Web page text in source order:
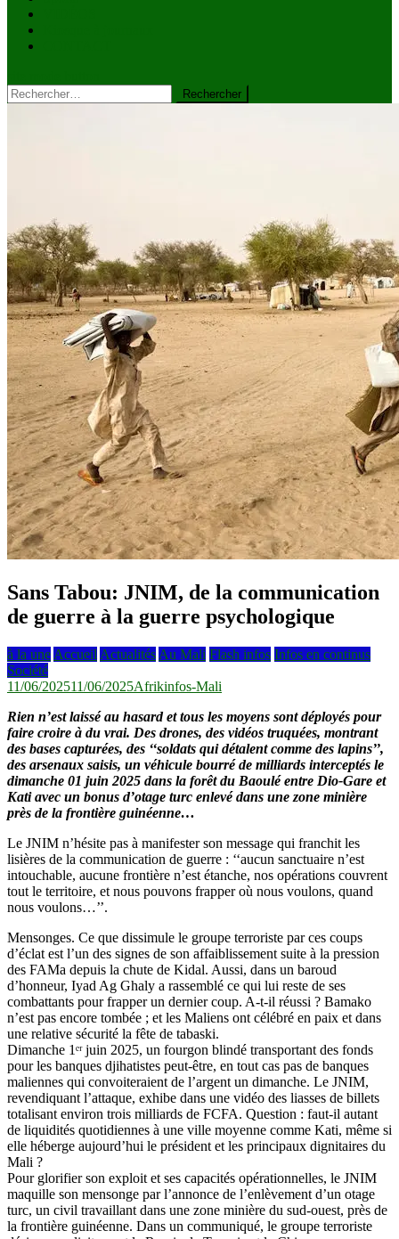
Rechercher :
Sans Tabou: JNIM, de la communication
de guerre à la guerre psychologique
à la une Accueil Actualités Au Mali Flash infos Infos en continus
Société
11/06/202511/06/2025Afrikinfos-Mali
Rien n’est laissé au hasard et tous les moyens sont déployés pour
faire croire à du vrai. Des drones, des vidéos truquées, montrant
des bases capturées, des ‘‘soldats qui détalent comme des lapins’’,
des arsenaux saisis, un véhicule bourré de milliards interceptés le
dimanche 01 juin 2025 dans la forêt du Baoulé entre Dio-Gare et
Kati avec un bonus d’otage turc enlevé dans une zone minière
près de la frontière guinéenne…
Le JNIM n’hésite pas à manifester son message qui franchit les
lisières de la communication de guerre : ‘‘aucun sanctuaire n’est
intouchable, aucune frontière n’est étanche, nos opérations couvrent
tout le territoire, et nous pouvons frapper où nous voulons, quand
nous voulons…’’.
Mensonges. Ce que dissimule le groupe terroriste par ces coups
d’éclat est l’un des signes de son affaiblissement suite à la pression
des FAMa depuis la chute de Kidal. Aussi, dans un baroud
d’honneur, Iyad Ag Ghaly a rassemblé ce qui lui reste de ses
combattants pour frapper un dernier coup. A-t-il réussi ? Bamako
n’est pas encore tombée ; et les Maliens ont célébré en paix et dans
une relative sécurité la fête de tabaski.
Dimanche 1ᵉʳ juin 2025, un fourgon blindé transportant des fonds
pour les banques djihatistes peut-être, en tout cas pas de banques
maliennes qui convoiteraient de l’argent un dimanche. Le JNIM,
revendiquant l’attaque, exhibe dans une vidéo des liasses de billets
totalisant environ trois milliards de FCFA. Question : faut-il autant
de liquidités quotidiennes à une ville moyenne comme Kati, même si
elle héberge aujourd’hui le président et les principaux dignitaires du
Mali ?
Pour glorifier son exploit et ses capacités opérationnelles, le JNIM
maquille son mensonge par l’annonce de l’enlèvement d’un otage
turc, un civil travaillant dans une zone minière du sud-ouest, près de
la frontière guinéenne. Dans un communiqué, le groupe terroriste